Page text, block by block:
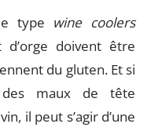
type wine coolers
doivent être
du gluten. Et si
maux de tête
il peut s’agir d’une